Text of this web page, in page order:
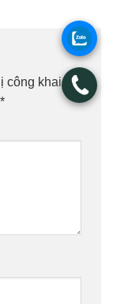
công khai.
*
.
.